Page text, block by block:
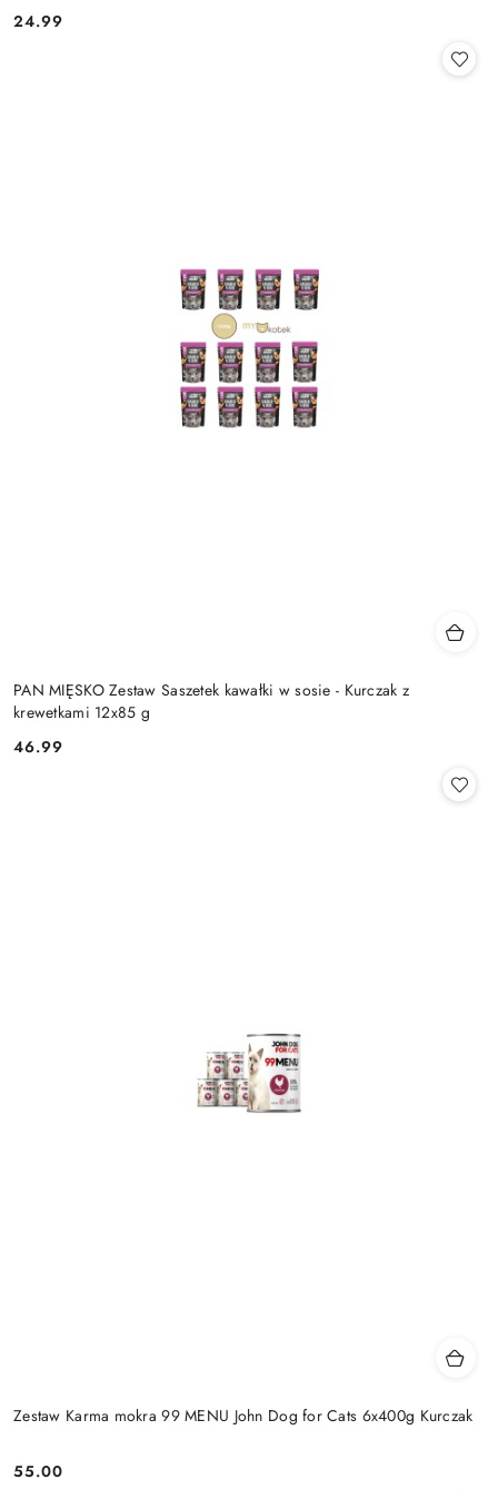
Cena:
24.99
PAN MIĘSKO Zestaw Saszetek kawałki w sosie - Kurczak z
krewetkami 12x85 g
Cena:
46.99
Zestaw Karma mokra 99 MENU John Dog for Cats 6x400g Kurczak
Cena:
55.00